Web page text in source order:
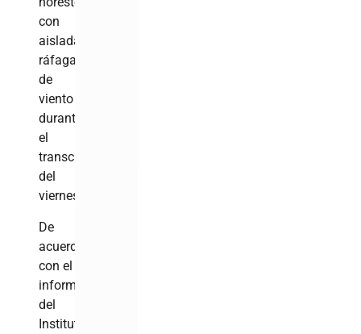
con
aisladas
ráfagas
de
viento
durante
el
transcurso
del
viernes.
De
acuerdo
con el
informe
del
Instituto